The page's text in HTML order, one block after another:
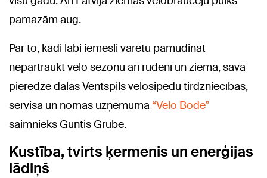
pamazām aug.
Par to, kādi labi iemesli varētu pamudināt
nepārtraukt velo sezonu arī rudenī un ziemā, savā
pieredzē dalās Ventspils velosipēdu tirdzniecības,
servisa un nomas uzņēmuma “Velo Bode”
saimnieks Guntis Grūbe.
Kustība, tvirts ķermenis un enerģijas
lādiņš